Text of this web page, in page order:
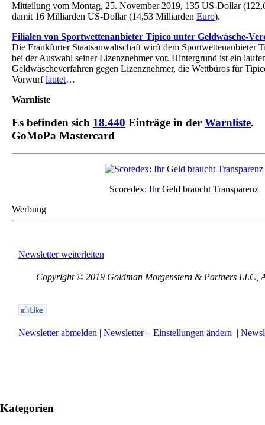
Mitteilung vom Montag, 25. November 2019, 135 US-Dollar
damit 16 Milliarden US-Dollar (14,53 Milliarden Euro).
Filialen von Sportwettenanbieter Tipico unter Geldwäsche-
Die Frankfurter Staatsanwaltschaft wirft dem Sportwettenanbieter
bei der Auswahl seiner Lizenznehmer vor. Hintergrund ist ein
Geldwäscheverfahren gegen Lizenznehmer, die Wettbüros für
Vorwurflautet…
Warnliste
Es befinden sich 18.440 Einträge in der Warnliste.
GoMoPa Mastercard
Scoredex: Ihr Geld braucht Transparenz
Werbung
Newsletter weiterleiten
Copyright © 2019 Goldman Morgenstern & Partners LLC,
Newsletter abmelden | Newsletter – Einstellungen ändern |
Kategorien